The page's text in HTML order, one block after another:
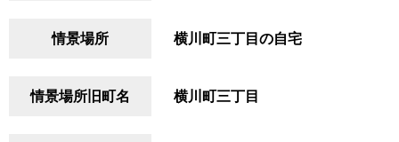
情景場所 横川町三丁目の自宅
情景場所旧町名 横川町三丁目